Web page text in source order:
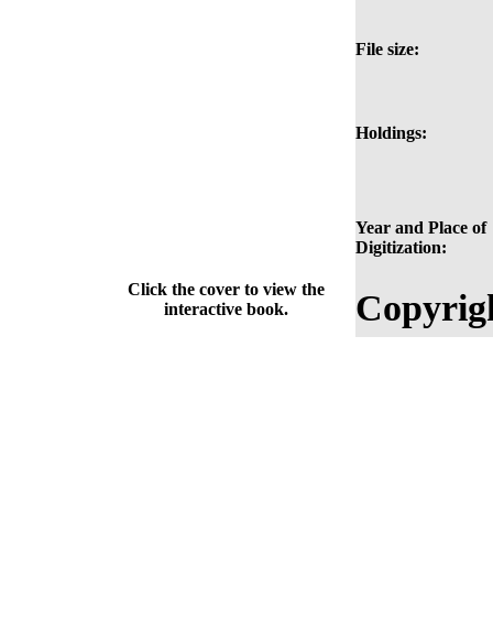
File size:
Holdings:
Year and Place of
Digitization:
Click the cover to view the
interactive book.